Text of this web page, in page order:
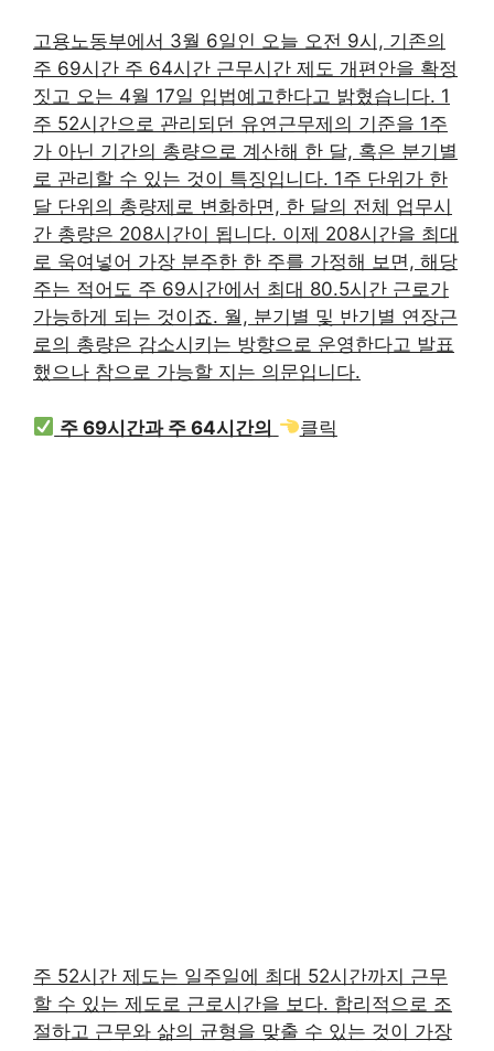
고용노동부에서 3월 6일인 오늘 오전 9시, 기존의
주 69시간 주 64시간 근무시간 제도 개편안을 확정
짓고 오는 4월 17일 입법예고한다고 밝혔습니다. 1
주 52시간으로 관리되던 유연근무제의 기준을 1주
가 아닌 기간의 총량으로 계산해 한 달, 혹은 분기별
로 관리할 수 있는 것이 특징입니다. 1주 단위가 한
달 단위의 총량제로 변화하면, 한 달의 전체 업무시
간 총량은 208시간이 됩니다. 이제 208시간을 최대
로 욱여넣어 가장 분주한 한 주를 가정해 보면, 해당
주는 적어도 주 69시간에서 최대 80.5시간 근로가
가능하게 되는 것이죠. 월, 분기별 및 반기별 연장근
로의 총량은 감소시키는 방향으로 운영한다고 발표
했으나 참으로 가능할 지는 의문입니다.
주 69시간과 주 64시간의 클릭
주 52시간 제도는 일주일에 최대 52시간까지 근무
할 수 있는 제도로 근로시간을 보다. 합리적으로 조
절하고 근무와 삶의 균형을 맞출 수 있는 것이 가장